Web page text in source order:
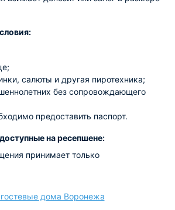
салюты и другая пиротехника;
без сопровождающего
предоставить паспорт.
на ресепшене:
принимает только
дома Воронежа